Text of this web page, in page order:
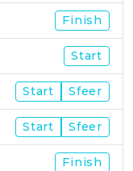
Finish
Start
Start Sfeer
Start Sfeer
Finish